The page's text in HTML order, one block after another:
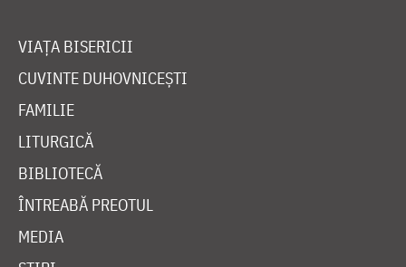
VIAȚA BISERICII
CUVINTE DUHOVNICEȘTI
FAMILIE
LITURGICĂ
BIBLIOTECĂ
ÎNTREABĂ PREOTUL
MEDIA